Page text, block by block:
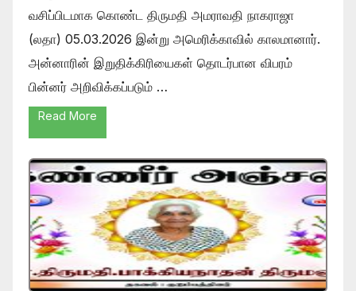
வசிப்பிடமாக கொண்ட திருமதி அமராவதி நாகராஜா
(லதா) 05.03.2026 இன்று அமெரிக்காவில் காலமானார்.
அன்னாரின் இறுதிக்கிரியைகள் தொடர்பான விபரம்
பின்னர் அறிவிக்கப்படும் …
Read More